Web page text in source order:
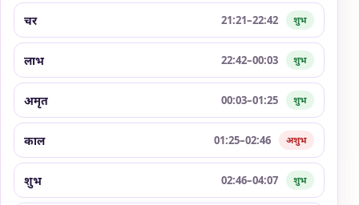
चर 21:21–22:42 शुभ
लाभ 22:42–00:03 शुभ
अमृत 00:03–01:25 शुभ
काल 01:25–02:46 अशुभ
शुभ 02:46–04:07 शुभ